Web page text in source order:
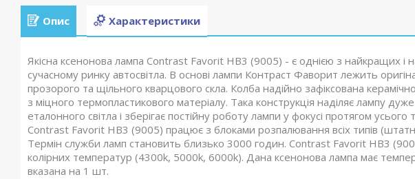
Опис Характеристики
Якісна ксенонова лампа Contrast Favorit HB3 (9005) - є однією з найкращих і
сучасному ринку автосвітла. В основі лампи Контраст Фаворит лежить
прозорого та щільного кварцового скла. Колба надійно зафіксована
з міцного термопластикового матеріалу. Така конструкція наділяє лампу
еталонного світла і зберігає постійну роботу лампи у фокусі протягом
Contrast Favorit HB3 (9005) працює з блоками розпалювання всіх типів
Термін служби ламп становить близько 3000 годин. Contrast Favorit HB3
колірних температур (4300k, 5000k, 6000k). Дана ксенонова лампа має
вказана на 1 шт.